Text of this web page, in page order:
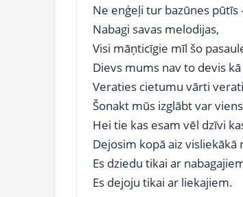
Ne enģeļi tur bazūnes pūtīs
Nabagi savas melodijas,
Visi māņticīgie mīl šo
Dievs mums nav to devis
Veraties cietumu vārti
Šonakt mūs izglābt var
Hei tie kas esam vēl dzīvi
Dejosim kopā aiz visliekākā
Es dziedu tikai ar
Es dejoju tikai ar liekajiem.